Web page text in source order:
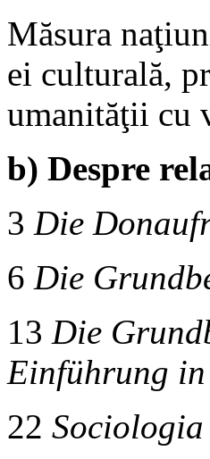
Măsura
ei culturală,
umanităţii cu
b) Despre
3 Die
6 Die
13 Die
Einführung in
22